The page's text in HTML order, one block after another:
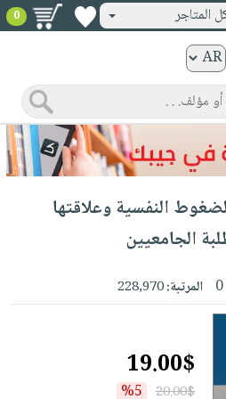
المتاجر 0
النفسية وعلاقتها
الجامعيين
المرتبة:228,970
19.00$
20.00$
%5